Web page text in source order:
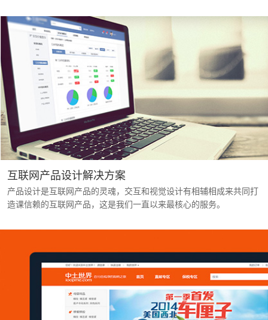
互联网产品设计解决方案
产品设计是互联网产品的灵魂，交互和视觉设计有相辅相成来共同打
造课信赖的互联网产品，这是我们一直以来最核心的服务。